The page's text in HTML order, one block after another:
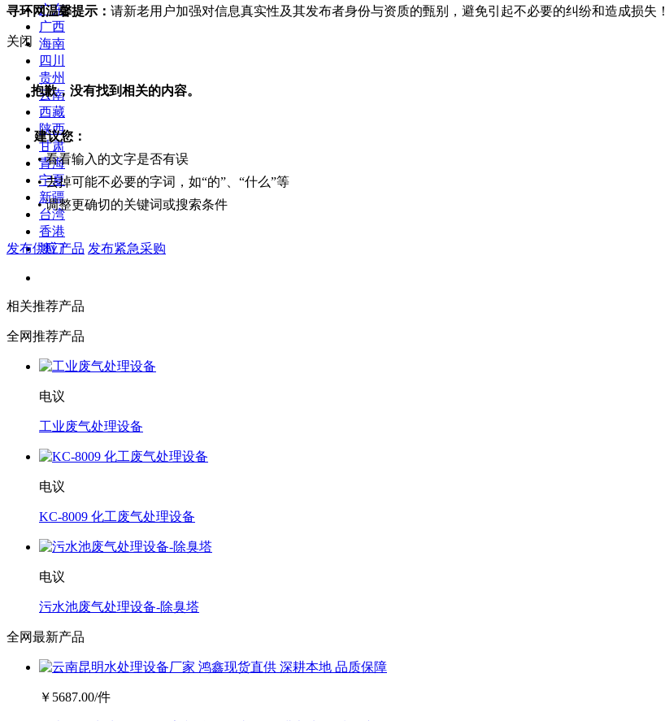
广东
广西
海南
四川
贵州
云南
西藏
陕西
甘肃
青海
宁夏
新疆
台湾
香港
澳门
寻环网温馨提示： 请新老用户加强对信息真实性及其发布者身份与资质的甄别，避免引起不必要的纠纷和造成损失！
关闭
抱歉，没有找到相关的内容。
建议您：
• 看看输入的文字是否有误
• 去掉可能不必要的字词，如“的”、“什么”等
• 调整更确切的关键词或搜索条件
发布供应产品 发布紧急采购
相关推荐产品
全网推荐产品
电议
工业废气处理设备
电议
KC-8009 化工废气处理设备
电议
污水池废气处理设备-除臭塔
全网最新产品
￥ 5687.00/件